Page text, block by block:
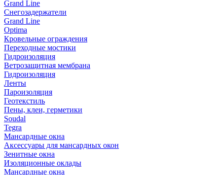
Grand Line
Снегозадержатели
Grand Line
Optima
Кровельные ограждения
Переходные мостики
Гидроизоляция
Ветрозащитная мембрана
Гидроизоляция
Ленты
Пароизоляция
Геотекстиль
Пены, клеи, герметики
Soudal
Tegra
Мансардные окна
Аксессуары для мансардных окон
Зенитные окна
Изоляционные оклады
Мансардные окна